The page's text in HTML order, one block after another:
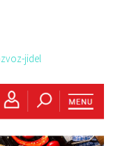
jidel